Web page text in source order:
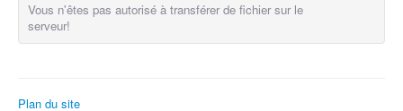
Vous n'êtes pas autorisé à transférer de fichier sur le
serveur!
Plan du site